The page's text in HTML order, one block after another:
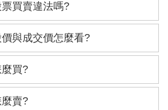
買賣違法嗎?
與成交價怎麼看?
買?
賣?